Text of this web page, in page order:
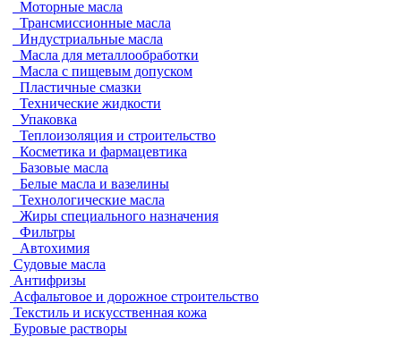
Моторные масла
Трансмиссионные масла
Индустриальные масла
Масла для металлообработки
Масла с пищевым допуском
Пластичные смазки
Технические жидкости
Упаковка
Теплоизоляция и строительство
Косметика и фармацевтика
Базовые масла
Белые масла и вазелины
Технологические масла
Жиры специального назначения
Фильтры
Автохимия
Судовые масла
Антифризы
Асфальтовое и дорожное строительство
Текстиль и искусственная кожа
Буровые растворы